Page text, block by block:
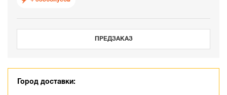
ПРЕДЗАКАЗ
Город доставки: